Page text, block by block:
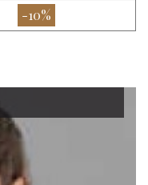
-10%